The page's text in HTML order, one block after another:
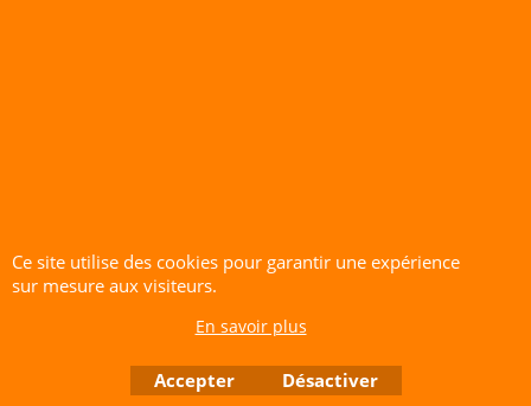
système rotatif.
fixation.
CERF-VOLANT SERVICE 53 rue de Thubeauville 62650 Parenty. France
Ce site utilise des cookies pour garantir une expérience
sur mesure aux visiteurs.
En savoir plus
Accepter Désactiver